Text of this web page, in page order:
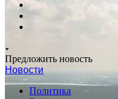
Предложить новость
Новости
Политика